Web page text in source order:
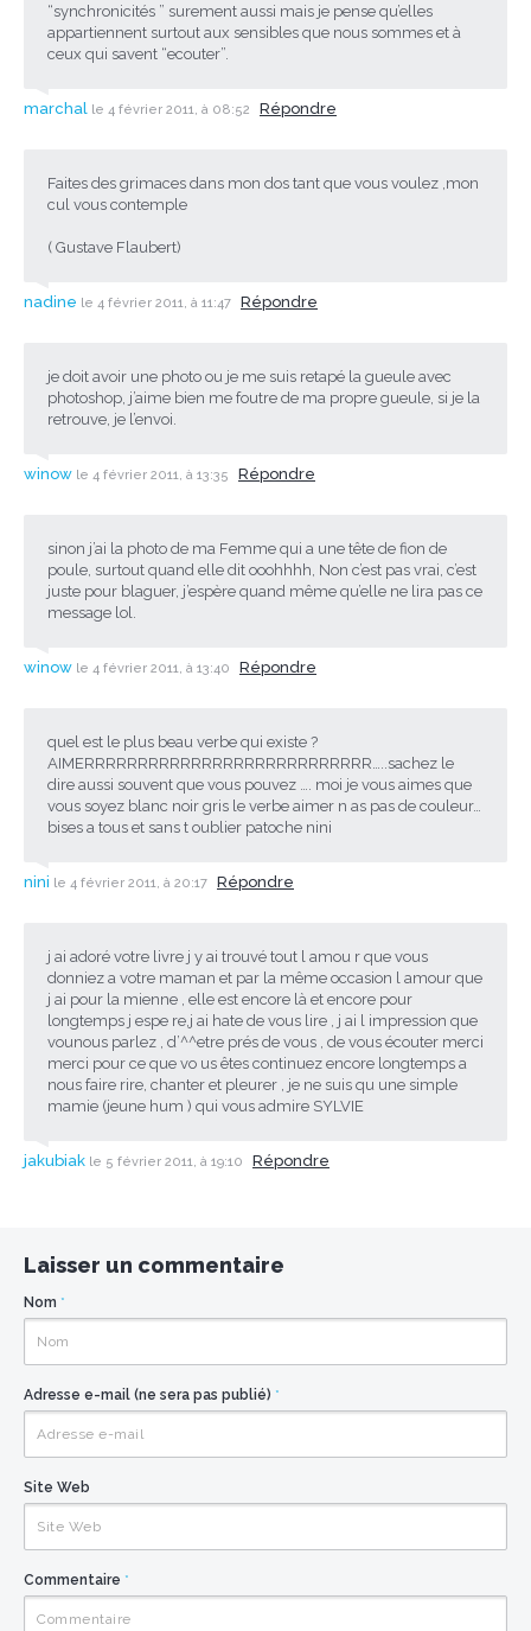
“synchronicités ” surement aussi mais je pense qu’elles
appartiennent surtout aux sensibles que nous sommes et à
ceux qui savent “ecouter”.
marchal le 4 février 2011, à 08:52 Répondre
Faites des grimaces dans mon dos tant que vous voulez ,mon
cul vous contemple
( Gustave Flaubert)
nadine le 4 février 2011, à 11:47 Répondre
je doit avoir une photo ou je me suis retapé la gueule avec
photoshop, j’aime bien me foutre de ma propre gueule, si je la
retrouve, je l’envoi.
winow le 4 février 2011, à 13:35 Répondre
sinon j’ai la photo de ma Femme qui a une tête de fion de
poule, surtout quand elle dit ooohhhh, Non c’est pas vrai, c’est
juste pour blaguer, j’espère quand même qu’elle ne lira pas ce
message lol.
winow le 4 février 2011, à 13:40 Répondre
quel est le plus beau verbe qui existe ?
AIMERRRRRRRRRRRRRRRRRRRRRRRRRRR…..sachez le
dire aussi souvent que vous pouvez …. moi je vous aimes que
vous soyez blanc noir gris le verbe aimer n as pas de couleur…
bises a tous et sans t oublier patoche nini
nini le 4 février 2011, à 20:17 Répondre
j ai adoré votre livre j y ai trouvé tout l amou r que vous
donniez a votre maman et par la même occasion l amour que
j ai pour la mienne , elle est encore là et encore pour
longtemps j espe re,j ai hate de vous lire , j ai l impression que
vounous parlez , d’^^etre prés de vous , de vous écouter merci
merci pour ce que vo us êtes continuez encore longtemps a
nous faire rire, chanter et pleurer , je ne suis qu une simple
mamie (jeune hum ) qui vous admire SYLVIE
jakubiak le 5 février 2011, à 19:10 Répondre
Laisser un commentaire
Nom *
Adresse e-mail (ne sera pas publié) *
Site Web
Commentaire *